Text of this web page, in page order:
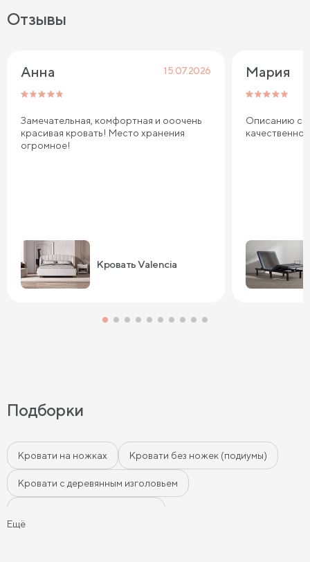
Отзывы
Анна 15.07.2026
Замечательная, комфортная и ооочень
красивая кровать! Место хранения
огромное!
Кровать Valencia
Мария
Описанию
качественно
Подборки
Кровати на ножках Кровати без ножек (подиумы)
Кровати с деревянным изголовьем
Ещё